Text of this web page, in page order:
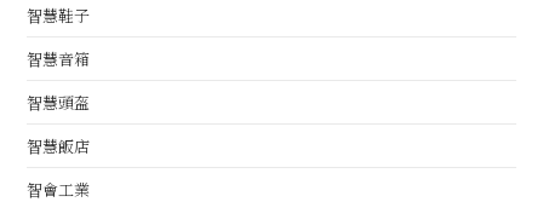
智慧鞋子
智慧音箱
智慧頭盔
智慧飯店
智會工業